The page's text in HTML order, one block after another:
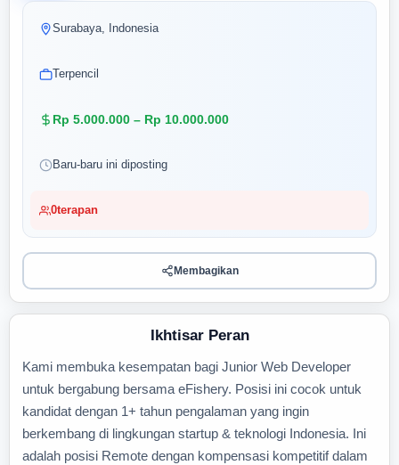
Surabaya, Indonesia
Terpencil
Rp 5.000.000 – Rp 10.000.000
Baru-baru ini diposting
0terapan
Membagikan
Ikhtisar Peran
Kami membuka kesempatan bagi Junior Web Developer
untuk bergabung bersama eFishery. Posisi ini cocok untuk
kandidat dengan 1+ tahun pengalaman yang ingin
berkembang di lingkungan startup & teknologi Indonesia. Ini
adalah posisi Remote dengan kompensasi kompetitif dalam